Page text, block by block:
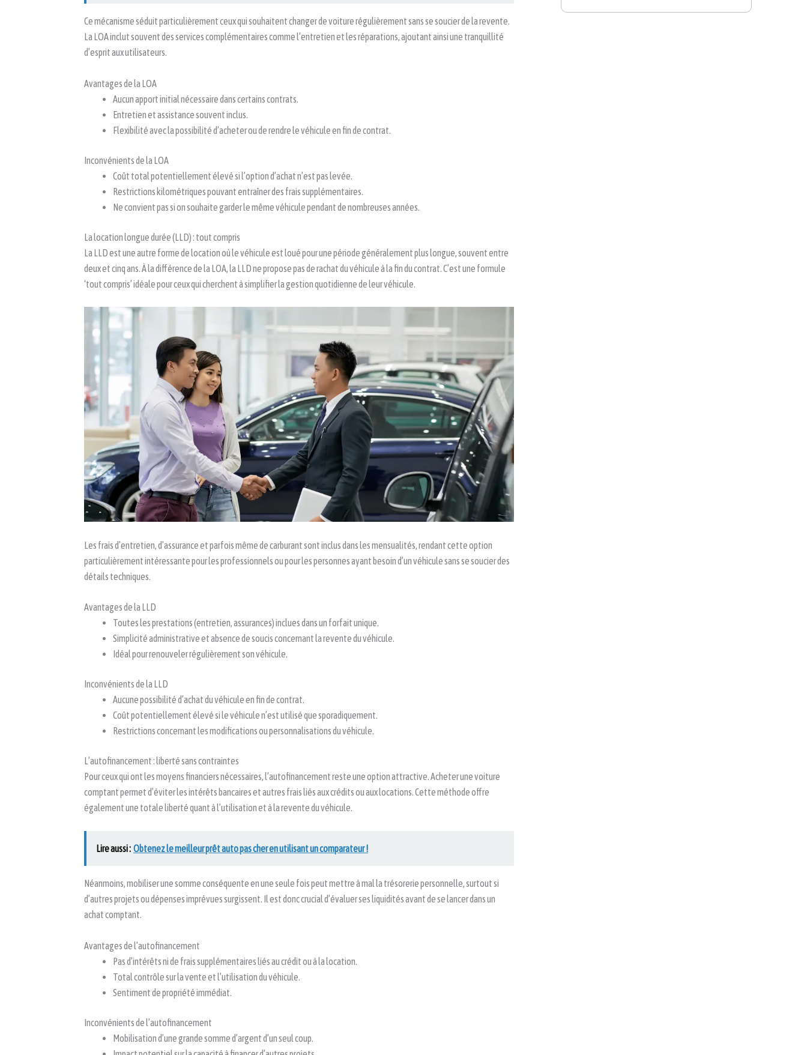
Ce mécanisme séduit particulièrement ceux qui souhaitent changer de voiture régulièrement sans se soucier de la revente.
La LOA inclut souvent des services complémentaires comme l’entretien et les réparations, ajoutant ainsi une tranquillité
d’esprit aux utilisateurs.
Avantages de la LOA
Aucun apport initial nécessaire dans certains contrats.
Entretien et assistance souvent inclus.
Flexibilité avec la possibilité d’acheter ou de rendre le véhicule en fin de contrat.
Inconvénients de la LOA
Coût total potentiellement élevé si l’option d’achat n’est pas levée.
Restrictions kilométriques pouvant entraîner des frais supplémentaires.
Ne convient pas si on souhaite garder le même véhicule pendant de nombreuses années.
La location longue durée (LLD) : tout compris
La LLD est une autre forme de location où le véhicule est loué pour une période généralement plus longue, souvent entre
deux et cinq ans. À la différence de la LOA, la LLD ne propose pas de rachat du véhicule à la fin du contrat. C’est une formule
‘tout compris’ idéale pour ceux qui cherchent à simplifier la gestion quotidienne de leur véhicule.
Les frais d’entretien, d’assurance et parfois même de carburant sont inclus dans les mensualités, rendant cette option
particulièrement intéressante pour les professionnels ou pour les personnes ayant besoin d’un véhicule sans se soucier des
détails techniques.
Avantages de la LLD
Toutes les prestations (entretien, assurances) inclues dans un forfait unique.
Simplicité administrative et absence de soucis concernant la revente du véhicule.
Idéal pour renouveler régulièrement son véhicule.
Inconvénients de la LLD
Aucune possibilité d’achat du véhicule en fin de contrat.
Coût potentiellement élevé si le véhicule n’est utilisé que sporadiquement.
Restrictions concernant les modifications ou personnalisations du véhicule.
L’autofinancement : liberté sans contraintes
Pour ceux qui ont les moyens financiers nécessaires, l’autofinancement reste une option attractive. Acheter une voiture
comptant permet d’éviter les intérêts bancaires et autres frais liés aux crédits ou aux locations. Cette méthode offre
également une totale liberté quant à l’utilisation et à la revente du véhicule.
Lire aussi : Obtenez le meilleur prêt auto pas cher en utilisant un comparateur !
Néanmoins, mobiliser une somme conséquente en une seule fois peut mettre à mal la trésorerie personnelle, surtout si
d’autres projets ou dépenses imprévues surgissent. Il est donc crucial d’évaluer ses liquidités avant de se lancer dans un
achat comptant.
Avantages de l’autofinancement
Pas d’intérêts ni de frais supplémentaires liés au crédit ou à la location.
Total contrôle sur la vente et l’utilisation du véhicule.
Sentiment de propriété immédiat.
Inconvénients de l’autofinancement
Mobilisation d’une grande somme d’argent d’un seul coup.